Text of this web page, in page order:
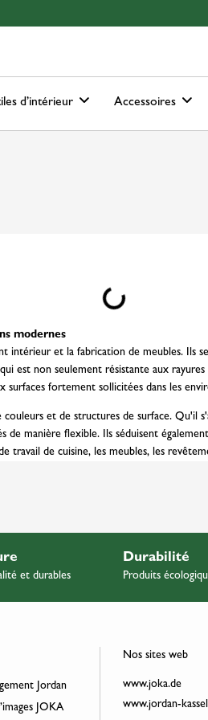
d’intérieur Accessoires
Loading...
modernes
intérieur et la fabrication de meubles. Ils
est non seulement résistante aux
surfaces fortement sollicitées dans les
et de structures de surface. Qu'il
manière flexible. Ils séduisent
de cuisine, les meubles, les
et durables
Durabilité
Produits
Jordan
JOKA
Nos sites web
www.joka.de
www.jordan-